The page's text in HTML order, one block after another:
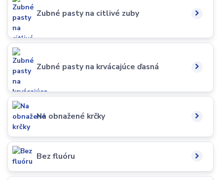
Zubné pasty na citlivé zuby
Zubné pasty na krvácajúce ďasná
Na obnažené krčky
Bez fluóru